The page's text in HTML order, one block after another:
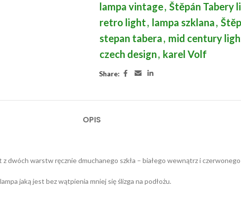
lampa vintage, Štěpán Tabery
retro light, lampa szklana,
stepan tabera, mid century
czech design, karel Volf
Share:
OPIS
dwóch warstw ręcznie dmuchanego szkła – białego wewnątrz i
jaką jest bez wątpienia mniej się ślizga na podłożu.